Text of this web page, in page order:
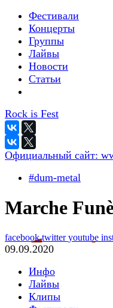
Фестивали
Концерты
Группы
Лайвы
Новости
Статьи
Rock is Fest
Официальный сайт:
#dum-metal
Marche
facebooktwitteryoutube
09.09.2020
Инфо
Лайвы
Клипы